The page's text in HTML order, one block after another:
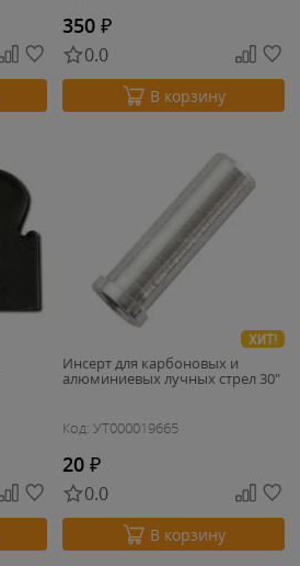
350 ₽
0.0
В корзину
ХИТ!
Инсерт для карбоновых и
алюминиевых лучных стрел 30"
Код: УТ000019665
20 ₽
0.0
В корзину